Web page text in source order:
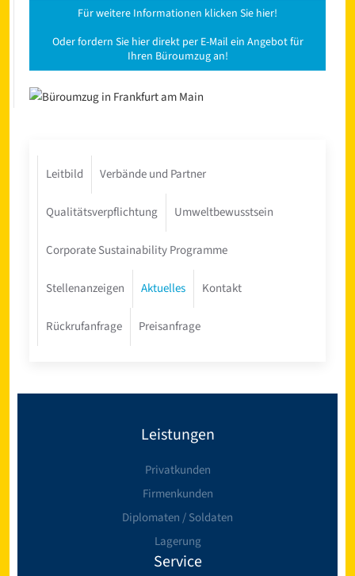
Für weitere Informationen klicken Sie hier!
Oder fordern Sie hier direkt per E-Mail ein Angebot für
Ihren Büroumzug an!
Leitbild Verbände und Partner
Qualitätsverpflichtung Umweltbewusstsein
Corporate Sustainability Programme
Stellenanzeigen Aktuelles Kontakt
Rückrufanfrage Preisanfrage
Leistungen
Privatkunden
Firmenkunden
Diplomaten / Soldaten
Lagerung
Service